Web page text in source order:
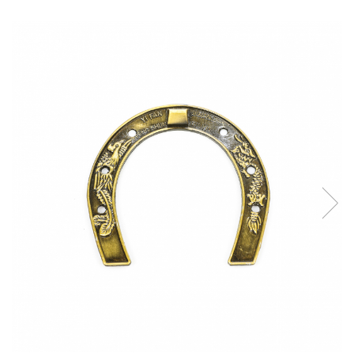
Cercei din lemn
Tablouri personalizate
Diplome si Plachete